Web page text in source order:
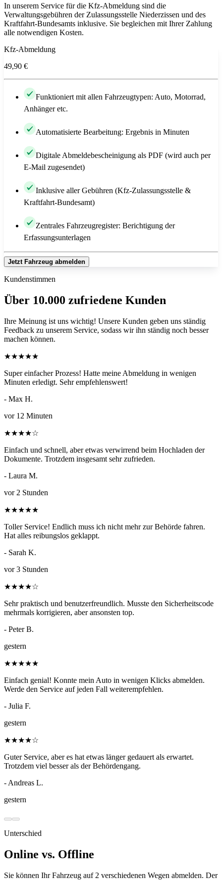
In unserem Service für die Kfz-Abmeldung sind die
Verwaltungsgebühren der Zulassungsstelle Niederzissen und des
Kraftfahrt-Bundesamts inklusive. Sie begleichen mit Ihrer Zahlung
alle notwendigen Kosten.
Kfz-Abmeldung
49,90 €
Funktioniert mit allen Fahrzeugtypen: Auto, Motorrad,
Anhänger etc.
Automatisierte Bearbeitung: Ergebnis in Minuten
Digitale Abmeldebescheinigung als PDF (wird auch per
E-Mail zugesendet)
Inklusive aller Gebühren (Kfz-Zulassungsstelle &
Kraftfahrt-Bundesamt)
Zentrales Fahrzeugregister: Berichtigung der
Erfassungsunterlagen
Jetzt Fahrzeug abmelden
Kundenstimmen
Über 10.000 zufriedene Kunden
Ihre Meinung ist uns wichtig! Unsere Kunden geben uns ständig
Feedback zu unserem Service, sodass wir ihn ständig noch besser
machen können.
★★★★★
Super einfacher Prozess! Hatte meine Abmeldung in wenigen
Minuten erledigt. Sehr empfehlenswert!
- Max H.
vor 12 Minuten
★★★★☆
Einfach und schnell, aber etwas verwirrend beim Hochladen der
Dokumente. Trotzdem insgesamt sehr zufrieden.
- Laura M.
vor 2 Stunden
★★★★★
Toller Service! Endlich muss ich nicht mehr zur Behörde fahren.
Hat alles reibungslos geklappt.
- Sarah K.
vor 3 Stunden
★★★★☆
Sehr praktisch und benutzerfreundlich. Musste den Sicherheitscode
mehrmals korrigieren, aber ansonsten top.
- Peter B.
gestern
★★★★★
Einfach genial! Konnte mein Auto in wenigen Klicks abmelden.
Werde den Service auf jeden Fall weiterempfehlen.
- Julia F.
gestern
★★★★☆
Guter Service, aber es hat etwas länger gedauert als erwartet.
Trotzdem viel besser als der Behördengang.
- Andreas L.
gestern
Unterschied
Online vs. Offline
Sie können Ihr Fahrzeug auf 2 verschiedenen Wegen abmelden. Der